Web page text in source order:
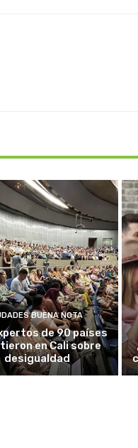
BUENA NOTA
de 90 países
en Cali sobre
desigualdad